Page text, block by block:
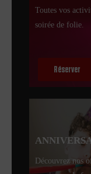
Toutes vos
soirée de folie.
Réserver
Découvrez nos